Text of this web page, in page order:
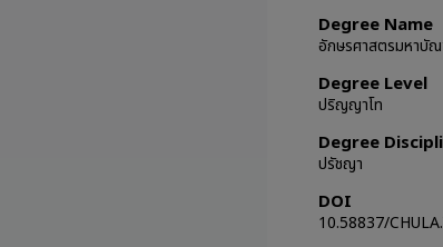
Degree Name
อักษรศาสตรมหาบั
Degree Level
ปริญญาโท
Degree
ปรัชญา
DOI
10.58837/